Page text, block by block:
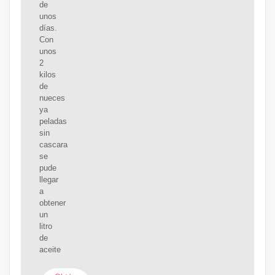
de
unos
días.
Con
unos
2
kilos
de
nueces
ya
peladas
sin
cascara
se
pude
llegar
a
obtener
un
litro
de
aceite